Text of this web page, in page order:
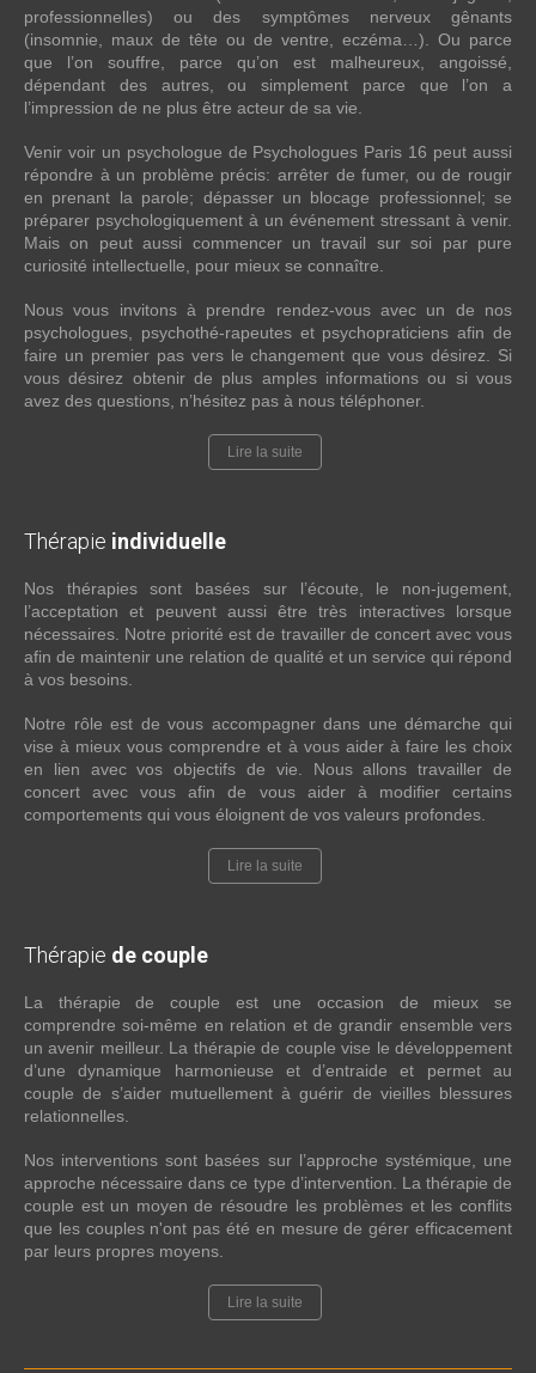
professionnelles) ou des symptômes nerveux gênants
(insomnie, maux de tête ou de ventre, eczéma…). Ou parce
que l’on souffre, parce qu’on est malheureux, angoissé,
dépendant des autres, ou simplement parce que l’on a
l’impression de ne plus être acteur de sa vie.
Venir voir un psychologue de Psychologues Paris 16 peut aussi
répondre à un problème précis: arrêter de fumer, ou de rougir
en prenant la parole; dépasser un blocage professionnel; se
préparer psychologiquement à un événement stressant à venir.
Mais on peut aussi commencer un travail sur soi par pure
curiosité intellectuelle, pour mieux se connaître.
Nous vous invitons à prendre rendez-vous avec un de nos
psychologues, psychothé-rapeutes et psychopraticiens afin de
faire un premier pas vers le changement que vous désirez. Si
vous désirez obtenir de plus amples informations ou si vous
avez des questions, n’hésitez pas à nous téléphoner.
Lire la suite
Thérapie individuelle
Nos thérapies sont basées sur l’écoute, le non-jugement,
l’acceptation et peuvent aussi être très interactives lorsque
nécessaires. Notre priorité est de travailler de concert avec vous
afin de maintenir une relation de qualité et un service qui répond
à vos besoins.
Notre rôle est de vous accompagner dans une démarche qui
vise à mieux vous comprendre et à vous aider à faire les choix
en lien avec vos objectifs de vie. Nous allons travailler de
concert avec vous afin de vous aider à modifier certains
comportements qui vous éloignent de vos valeurs profondes.
Lire la suite
Thérapie de couple
La thérapie de couple est une occasion de mieux se
comprendre soi-même en relation et de grandir ensemble vers
un avenir meilleur. La thérapie de couple vise le développement
d’une dynamique harmonieuse et d’entraide et permet au
couple de s’aider mutuellement à guérir de vieilles blessures
relationnelles.
Nos interventions sont basées sur l’approche systémique, une
approche nécessaire dans ce type d’intervention. La thérapie de
couple est un moyen de résoudre les problèmes et les conflits
que les couples n'ont pas été en mesure de gérer efficacement
par leurs propres moyens.
Lire la suite